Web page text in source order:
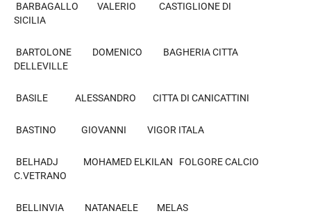
BARBAGALLO VALERIO CASTIGLIONE DI
SICILIA
BARTOLONE DOMENICO BAGHERIA CITTA
DELLEVILLE
BASILE ALESSANDRO CITTA DI CANICATTINI
BASTINO GIOVANNI VIGOR ITALA
BELHADJ MOHAMED ELKILAN FOLGORE CALCIO
C.VETRANO
BELLINVIA NATANAELE MELAS